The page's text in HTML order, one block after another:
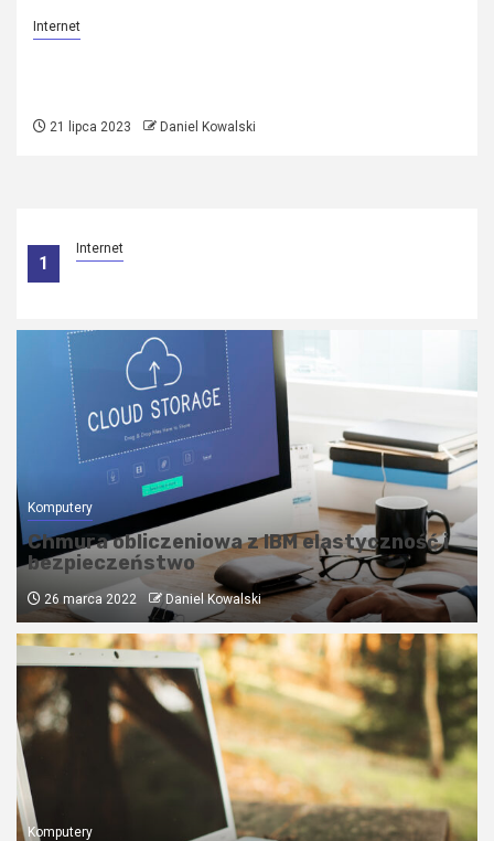
1
Internet
Internet
21 lipca 2023 Daniel Kowalski
Komputery
Chmura obliczeniowa z IBM elastyczność i
bezpieczeństwo
26 marca 2022 Daniel Kowalski
Komputery